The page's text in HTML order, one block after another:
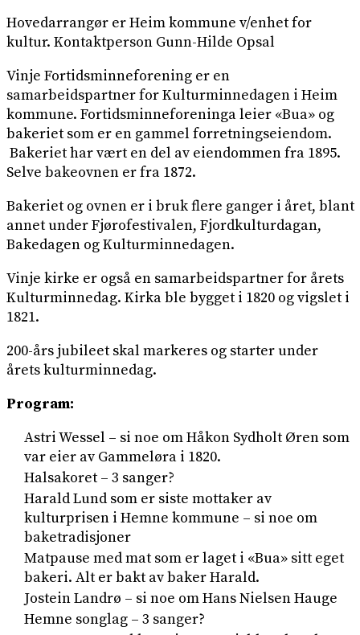
Hovedarrangør er Heim kommune v/enhet for
kultur. Kontaktperson Gunn-Hilde Opsal
Vinje Fortidsminneforening er en
samarbeidspartner for Kulturminnedagen i Heim
kommune. Fortidsminneforeninga leier «Bua» og
bakeriet som er en gammel forretningseiendom.
Bakeriet har vært en del av eiendommen fra 1895.
Selve bakeovnen er fra 1872.
Bakeriet og ovnen er i bruk flere ganger i året, blant
annet under Fjørofestivalen, Fjordkulturdagan,
Bakedagen og Kulturminnedagen.
Vinje kirke er også en samarbeidspartner for årets
Kulturminnedag. Kirka ble bygget i 1820 og vigslet i
1821.
200-års jubileet skal markeres og starter under
årets kulturminnedag.
Program:
Astri Wessel – si noe om Håkon Sydholt Øren som
var eier av Gammeløra i 1820.
Halsakoret – 3 sanger?
Harald Lund som er siste mottaker av
kulturprisen i Hemne kommune – si noe om
baketradisjoner
Matpause med mat som er laget i «Bua» sitt eget
bakeri. Alt er bakt av baker Harald.
Jostein Landrø – si noe om Hans Nielsen Hauge
Hemne songlag – 3 sanger?